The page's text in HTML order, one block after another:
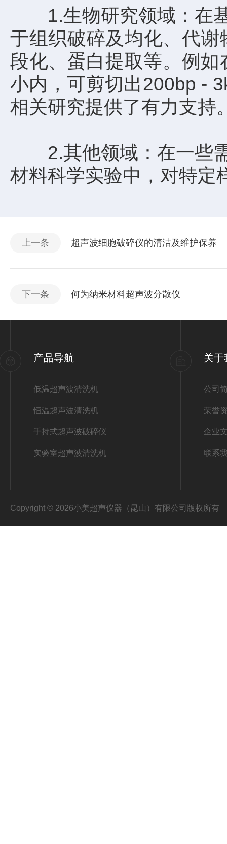
1.生物研究领域：在基
于组织破碎及均化、代
段化、蛋白提取等。例
小内，可剪切出200bp -
相关研究提供了有力支持
2.其他领域：在一些需
材料科学实验中，对特定
上一条 超声波细胞破碎仪的清洁及维护保养
下一条 何为纳米材料超声波分散仪
产品导航
低温超声波清洗机
恒温超声波清洗机
手持式超声波破碎仪
实验室超声波清洗机
关于
公司
荣誉
企业
联系
Copyright © 2026小美超声仪器（昆山）有限公司版权所有